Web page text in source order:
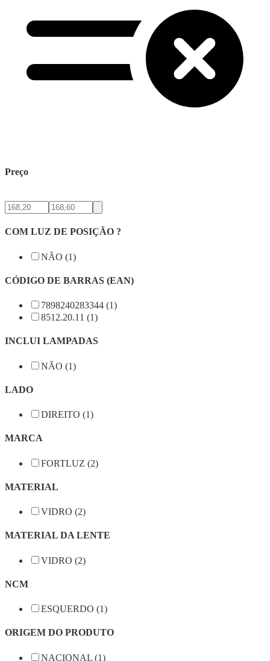
Preço
COM LUZ DE POSIÇÃO ?
NÃO (1)
CÓDIGO DE BARRAS (EAN)
7898240283344 (1)
8512.20.11 (1)
INCLUI LAMPADAS
NÃO (1)
LADO
DIREITO (1)
MARCA
FORTLUZ (2)
MATERIAL
VIDRO (2)
MATERIAL DA LENTE
VIDRO (2)
NCM
ESQUERDO (1)
ORIGEM DO PRODUTO
NACIONAL (1)